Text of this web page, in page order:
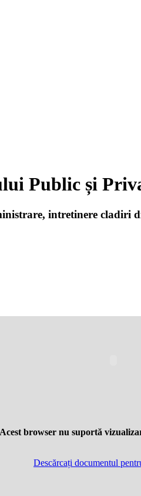
Public și
intretinere cladiri
Acest browser nu suportă
Descărcați documentul